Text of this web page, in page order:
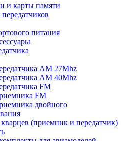
и карты памяти
питания
AM 27Mhz
AM 40Mhz
FM
FM
двойного
(приемник и передатчик)